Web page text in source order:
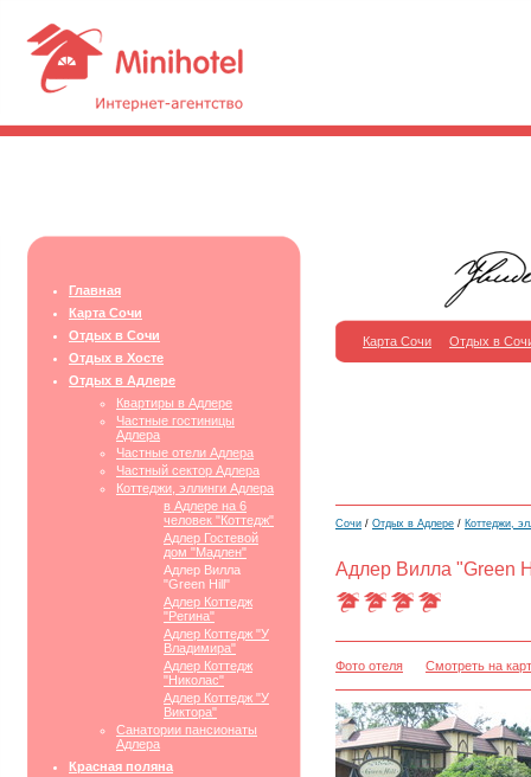
Главная
Карта Сочи
Отдых в Сочи
Отдых в Хосте
Отдых в Адлере
Квартиры в Адлере
Частные гостиницы
Адлера
Частные отели Адлера
Частный сектор Адлера
Коттеджи, эллинги Адлера
в Адлере на 6
человек "Коттедж"
Адлер Гостевой
дом "Мадлен"
Адлер Вилла
"Green Hill"
Адлер Коттедж
"Регина"
Адлер Коттедж "У
Владимира"
Адлер Коттедж
"Николас"
Адлер Коттедж "У
Виктора"
Санатории пансионаты
Адлера
Красная поляна
Карта Сочи Отдых в
Сочи / Отдых в Адлере / Коттеджи,
Адлер Вилла "Green
Фото отеля Смотреть на